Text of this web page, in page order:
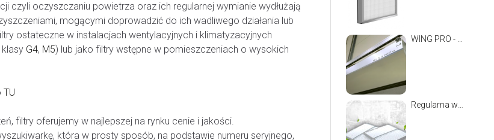
czyli oczyszczaniu powietrza oraz ich regularnej wymianie wydłużają
mogącymi doprowadzić do ich wadliwego działania lub
ostateczne w instalacjach wentylacyjnych i klimatyzacyjnych
G4, M5) lub jako filtry wstępne w pomieszczeniach o wysokich
TU
filtry oferujemy w najlepszej na rynku cenie i jakości.
która w prosty sposób, na podstawie numeru seryjnego,